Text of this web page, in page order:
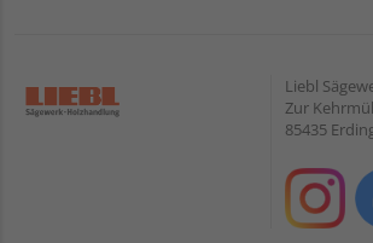
Liebl
Zur
85435